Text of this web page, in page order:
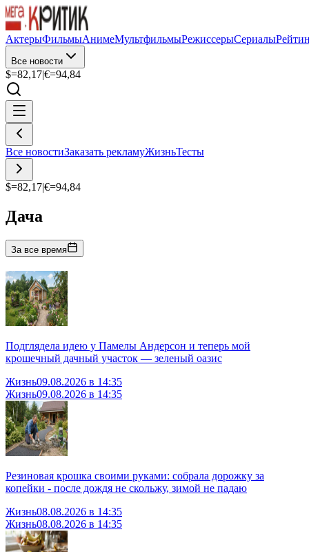
АктерыФильмыАнимеМультфильмыРежиссерыСериалы
Все новости
$=82,17|€=94,84
Все новостиЗаказать рекламуЖизньТесты
$=82,17|€=94,84
Дача
За все время
Подглядела идею у Памелы Андерсон и теперь мой
крошечный дачный участок — зеленый оазис
Жизнь09.08.2026 в 14:35
Жизнь09.08.2026 в 14:35
Резиновая крошка своими руками: собрала дорожку за
копейки - после дождя не скольжу, зимой не падаю
Жизнь08.08.2026 в 14:35
Жизнь08.08.2026 в 14:35